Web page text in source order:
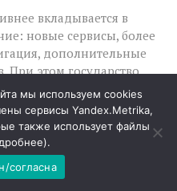
вкладывается в
новые сервисы, более
дополнительные
При этом государство
важными
полётов, пропускной
развития. В
более комфортную
и надёжности авиаузла.
мы используем cookies
сервисы Yandex.Metrika,
также использует файлы
).
согласна